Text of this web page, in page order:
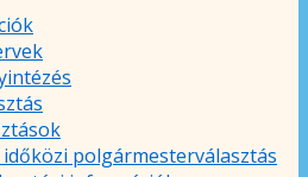
időközi polgármesterválasztás